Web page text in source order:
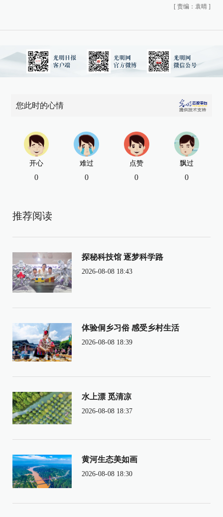
[ 责编：袁晴 ]
您此时的心情
开心
0
难过
0
点赞
0
飘过
0
推荐阅读
探秘科技馆 逐梦科学路
2026-08-08 18:43
体验侗乡习俗 感受乡村生活
2026-08-08 18:39
水上漂 觅清凉
2026-08-08 18:37
黄河生态美如画
2026-08-08 18:30